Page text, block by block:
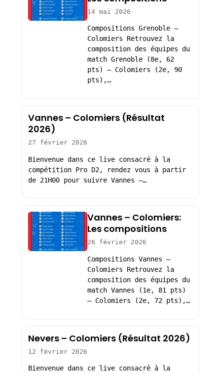
14 mai 2026
Compositions Grenoble –
Colomiers Retrouvez la
composition des équipes du
match Grenoble (8e, 62
pts) – Colomiers (2e, 90
pts),…
Vannes – Colomiers (Résultat
2026)
27 février 2026
Bienvenue dans ce live consacré à la
compétition Pro D2, rendez vous à partir
de 21H00 pour suivre Vannes –…
Vannes – Colomiers:
Les compositions
26 février 2026
Compositions Vannes –
Colomiers Retrouvez la
composition des équipes du
match Vannes (1e, 81 pts)
– Colomiers (2e, 72 pts),…
Nevers – Colomiers (Résultat 2026)
12 février 2026
Bienvenue dans ce live consacré à la